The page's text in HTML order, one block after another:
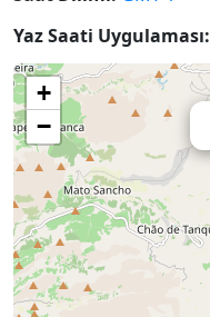
Yaz Saati Uygulaması:
+
−